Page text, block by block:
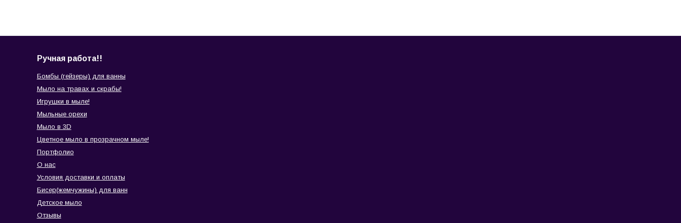
Ручная работа!!
Бомбы (гейзеры) для ванны
Мыло на травах и скрабы!
Игрушки в мыле!
Мыльные орехи
Мыло в 3D
Цветное мыло в прозрачном мыле!
Портфолио
О нас
Условия доставки и оплаты
Бисер(жемчужины) для ванн
Детское мыло
Отзывы